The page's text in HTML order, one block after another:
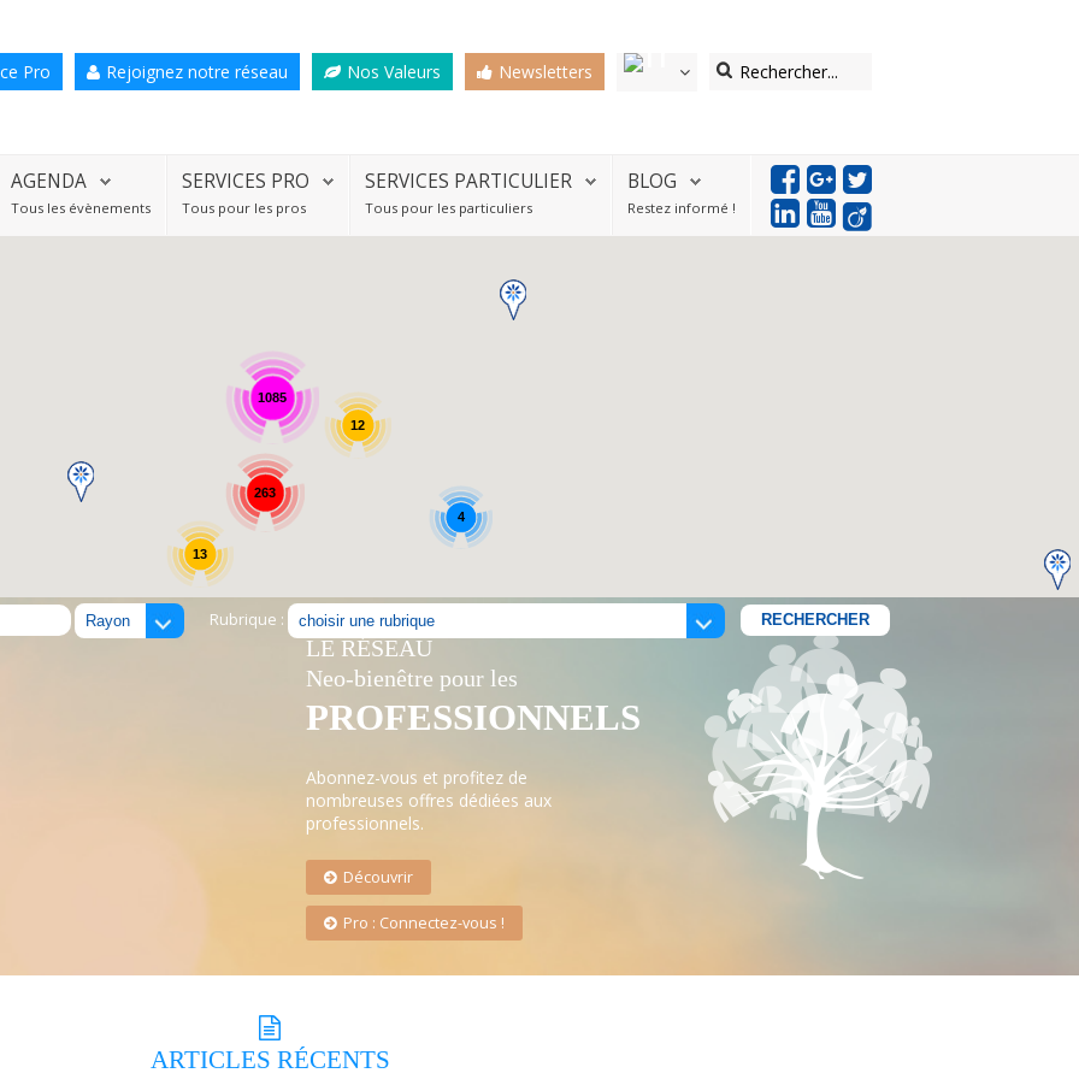
Pro Rejoignez notre réseau Nos Valeurs Newsletters
AGENDA
Tous les évènements
SERVICES PRO
Tous pour les pros
SERVICES PARTICULIER
Tous pour les particuliers
BLOG
Restez informé !
1085
13
263
4
12
Rubrique :
LE RÉSEAU
Neo-bienêtre pour les
PROFESSIONNELS
Abonnez-vous et profitez de
nombreuses offres dédiées aux
professionnels.
Découvrir
Pro : Connectez-vous !
ARTICLES RÉCENTS